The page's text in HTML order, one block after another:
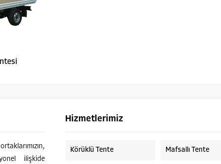
ilişkide
Hizmetlerimiz
Körüklü Tente Mafsallı Tente